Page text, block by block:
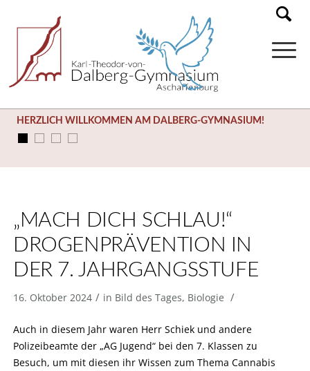
HERZLICH WILLKOMMEN AM DALBERG-GYMNASIUM!
„MACH DICH SCHLAU!“
DROGENPRÄVENTION IN
DER 7. JAHRGANGSSTUFE
16. Oktober 2024 / in Bild des Tages, Biologie /
Auch in diesem Jahr waren Herr Schiek und andere
Polizeibeamte der „AG Jugend“ bei den 7. Klassen zu
Besuch, um mit diesen ihr Wissen zum Thema Cannabis